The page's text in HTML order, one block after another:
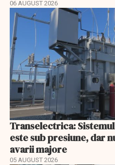
06 AUGUST 2026
Transelectrica:
este sub presiune, dar
avarii majore
05 AUGUST 2026